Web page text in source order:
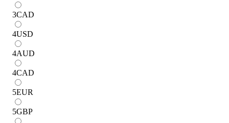
3CAD
4USD
4AUD
4CAD
5EUR
5GBP